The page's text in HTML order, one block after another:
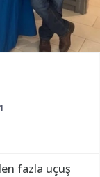
fazla uçuş